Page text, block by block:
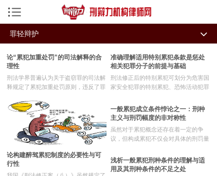
罪轻辩护
全部 关押场所
刑事证据 量刑标准
罪轻辩护 罪数类型
管辖回避
犯罪种类 司法鉴定法规
论“累犯加重处罚”的司法解释的合
理性
刑法学界普遍认为关于盗窃罪的司法解
释规定了累犯加重处罚原则，违反了罪
消；从抽象的角度来看，司法解释立法
化有我国宪法的依据；通过对“法定刑
的限度”以及“数额犯”的反思，我们认为
该司法解释并没有创设累犯加重处罚原
则。
准确理解适用特别累犯条款是惩处
相关犯罪分子的前提与基础
刑法修正后的特别累犯可划分为危害国
家安全犯罪的特别累犯、恐怖活动犯罪
别累犯三种类型。从危害国家安全罪主
体不能由单位构成来看，单位也不能构
活动犯罪”的概念有必要明确加以界
定，它不属于集合概念，其适用范围应
社会性质组织犯罪特别累犯的构罪适用
范围包括组织、领导、
论构建醉驾累犯制度的必要性与可
行性
一般累犯成立条件悖论之一：刑种
主义与刑罚幅度的非对称性
虽然对于累犯概念还存在着一定的争
议，但构成累犯不仅会对具体的刑罚量
益产生限定性的效果。《刑法修正案
（八）》对一般累犯的成立条件也做了
浅析一般累犯刑种条件的理解与适
用及其刑种条件的不足之处
返回首页
机构律师
今日热点
智辩特训
律小牛系统
成功案例